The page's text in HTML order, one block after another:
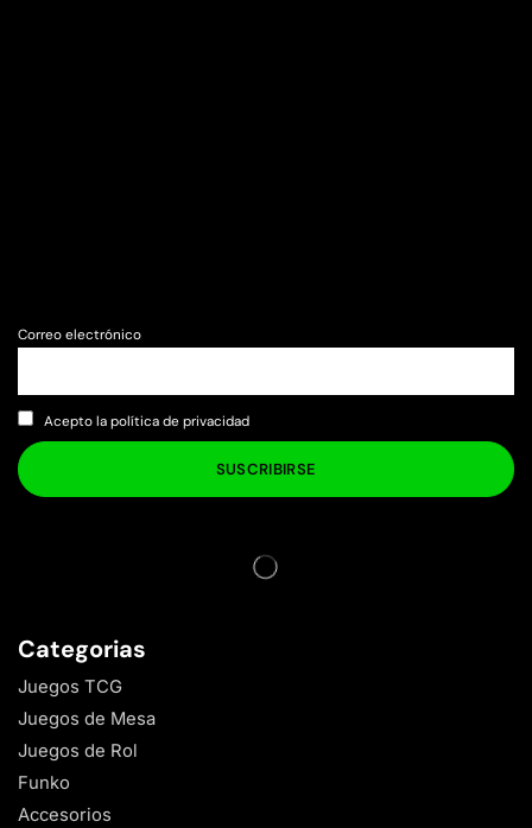
Correo electrónico
Acepto la política de privacidad
Categorias
Juegos TCG
Juegos de Mesa
Juegos de Rol
Funko
Accesorios